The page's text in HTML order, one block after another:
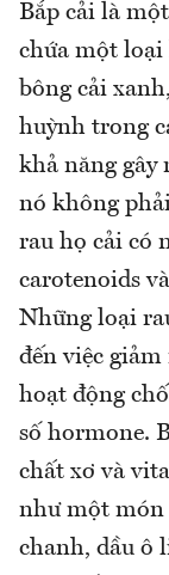
Bắp cải là
chứa một
bông cải
huỳnh trong
khả năng gây
nó không
rau họ cải có
carotenoids
Những loại
đến việc
hoạt động
số hormone.
chất xơ và
như một món
chanh, dầu ô